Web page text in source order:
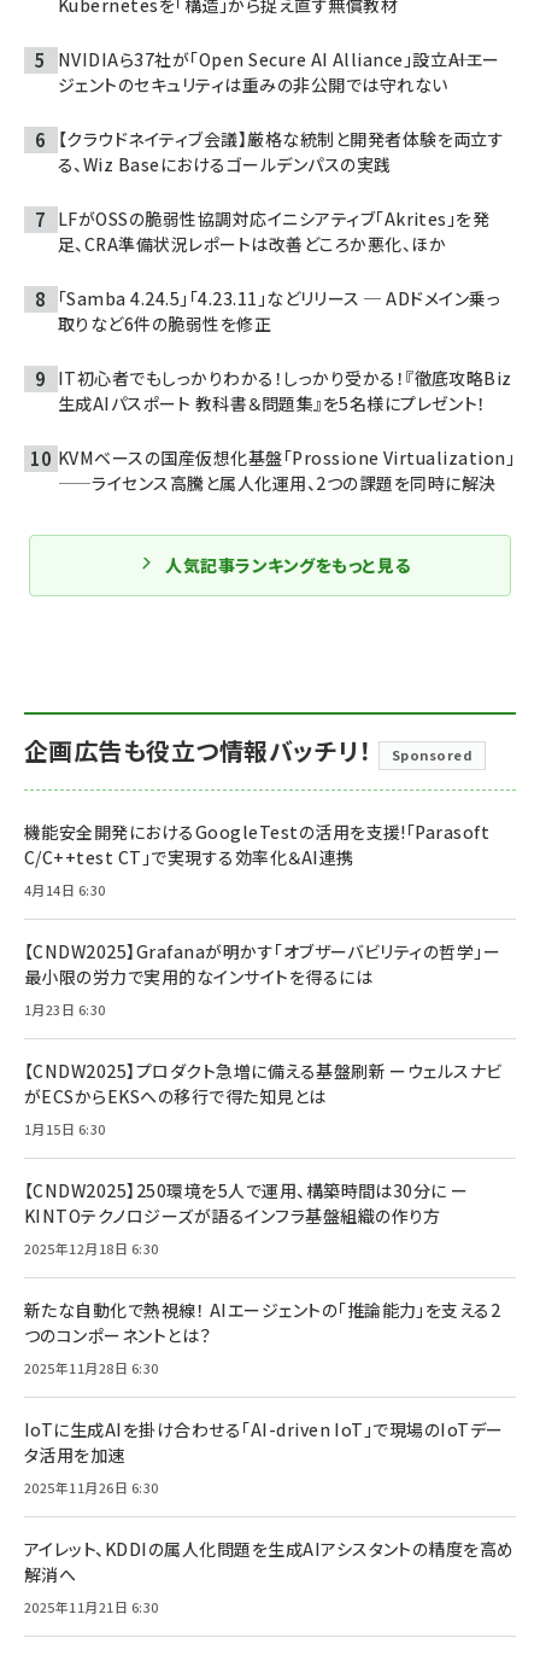
Kubernetesを「構造」から捉え直す無償教材
NVIDIAら37社が「Open Secure AI Alliance」設立――AIエー
ジェントのセキュリティは重みの非公開では守れない
【クラウドネイティブ会議】厳格な統制と開発者体験を両立す
る、Wiz Baseにおけるゴールデンパスの実践
LFがOSSの脆弱性協調対応イニシアティブ「Akrites」を発
足、CRA準備状況レポートは改善どころか悪化、ほか
「Samba 4.24.5」「4.23.11」などリリース ─ ADドメイン乗っ
取りなど6件の脆弱性を修正
IT初心者でもしっかりわかる！しっかり受かる！『徹底攻略Biz
生成AIパスポート 教科書＆問題集』を5名様にプレゼント！
KVMベースの国産仮想化基盤「Prossione Virtualization」
——ライセンス高騰と属人化運用、2つの課題を同時に解決
人気記事ランキングをもっと見る
企画広告も役立つ情報バッチリ！ Sponsored
機能安全開発におけるGoogleTestの活用を支援!「Parasoft
C/C++test CT」で実現する効率化＆AI連携
4月14日 6:30
【CNDW2025】Grafanaが明かす「オブザーバビリティの哲学」ー
最小限の労力で実用的なインサイトを得るには
1月23日 6:30
【CNDW2025】プロダクト急増に備える基盤刷新 ーウェルスナビ
がECSからEKSへの移行で得た知見とは
1月15日 6:30
【CNDW2025】250環境を5人で運用、構築時間は30分に ー
KINTOテクノロジーズが語るインフラ基盤組織の作り方
2025年12月18日 6:30
新たな自動化で熱視線！ AIエージェントの「推論能力」を支える2
つのコンポーネントとは？
2025年11月28日 6:30
IoTに生成AIを掛け合わせる「AI-driven IoT」で現場のIoTデー
タ活用を加速
2025年11月26日 6:30
アイレット、KDDIの属人化問題を生成AIアシスタントの精度を高め
解消へ
2025年11月21日 6:30